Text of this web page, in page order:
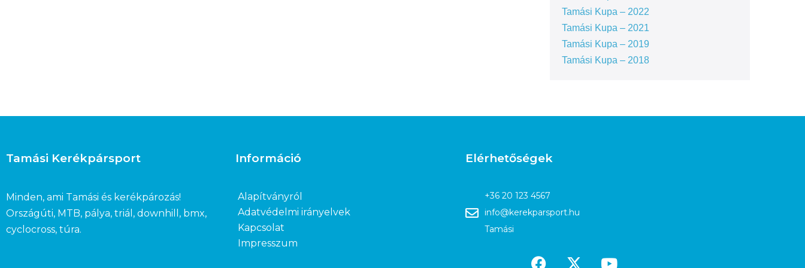
Tamási Kupa – 2022
Tamási Kupa – 2021
Tamási Kupa – 2019
Tamási Kupa – 2018
Tamási Kerékpársport
Minden, ami Tamási és kerékpározás!
Országúti, MTB, pálya, triál, downhill, bmx,
cyclocross, túra.
Információ
Alapítványról
Adatvédelmi irányelvek
Kapcsolat
Impresszum
Elérhetőségek
+36 20 123 4567
info@kerekparsport.hu
Tamási